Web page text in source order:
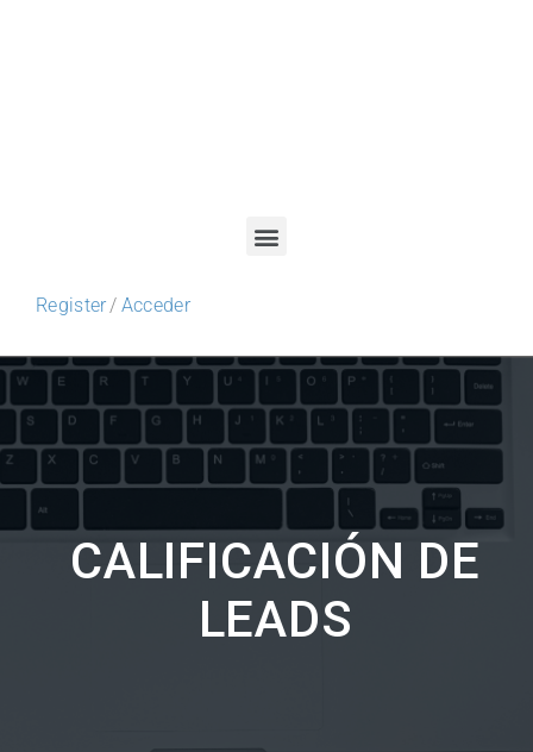
Register/ Acceder
CALIFICACIÓN DE
LEADS